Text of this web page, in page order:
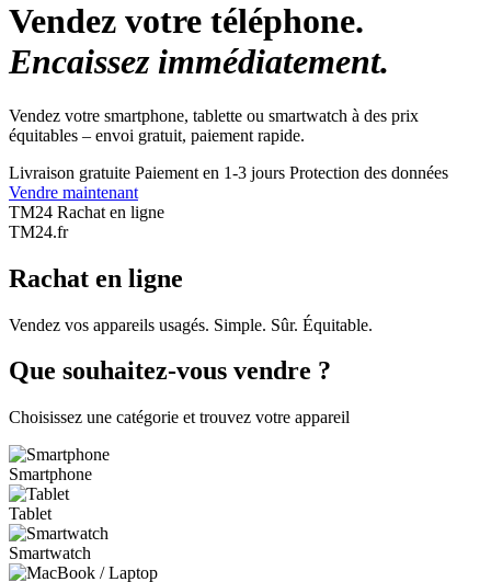
Vendez votre téléphone.
Encaissez immédiatement.
Vendez votre smartphone, tablette ou smartwatch à des prix
équitables – envoi gratuit, paiement rapide.
Livraison gratuite Paiement en 1-3 jours Protection des données
Vendre maintenant
TM24 Rachat en ligne
TM24.fr
Rachat en ligne
Vendez vos appareils usagés. Simple. Sûr. Équitable.
Que souhaitez-vous vendre ?
Choisissez une catégorie et trouvez votre appareil
Smartphone
Tablet
Smartwatch